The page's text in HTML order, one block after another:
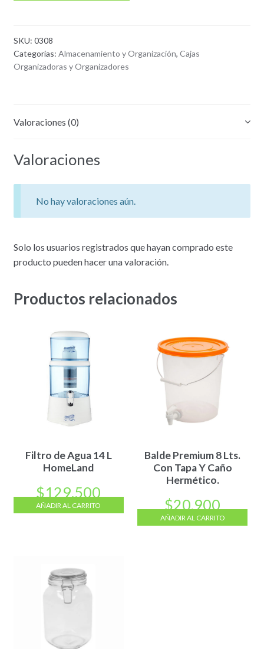
SKU: 0308
Categorías: Almacenamiento y Organización, Cajas
Organizadoras y Organizadores
Valoraciones (0)
Valoraciones
No hay valoraciones aún.
Solo los usuarios registrados que hayan comprado este
producto pueden hacer una valoración.
Productos relacionados
Filtro de Agua 14 L
HomeLand
$129.500
AÑADIR AL CARRITO
Balde Premium 8 Lts.
Con Tapa Y Caño
Hermético.
$20.900
AÑADIR AL CARRITO